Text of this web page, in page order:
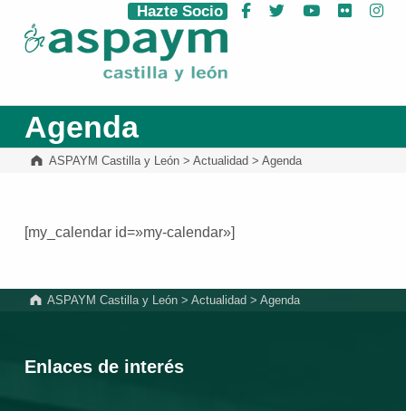
ASPAYM Castilla y León
Hazte Socio Facebook
Twitter YouTube
Flickr
Agenda
ASPAYM Castilla y León> Actualidad > Agenda
[my_calendar id=»my-calendar»]
ASPAYM Castilla y León >Actualidad >Agenda
Enlaces de interés